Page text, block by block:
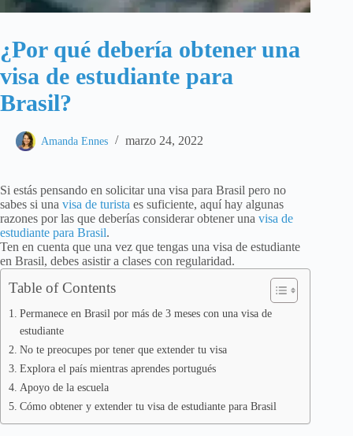
¿Por qué debería obtener una
visa de estudiante para
Brasil?
Amanda Ennes marzo 24, 2022
Si estás pensando en solicitar una visa para Brasil pero no
sabes si una visa de turista es suficiente, aquí hay algunas
razones por las que deberías considerar obtener una visa de
estudiante para Brasil.
Ten en cuenta que una vez que tengas una visa de estudiante
en Brasil, debes asistir a clases con regularidad.
Table of Contents
Permanece en Brasil por más de 3 meses con una visa de
estudiante
No te preocupes por tener que extender tu visa
Explora el país mientras aprendes portugués
Apoyo de la escuela
Cómo obtener y extender tu visa de estudiante para Brasil